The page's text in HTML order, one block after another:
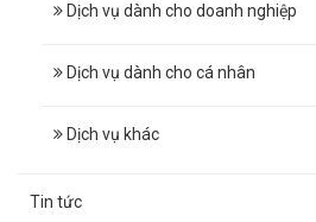
Dịch vụ dành cho doanh nghiệp
Dịch vụ dành cho cá nhân
Dịch vụ khác
Tin tức